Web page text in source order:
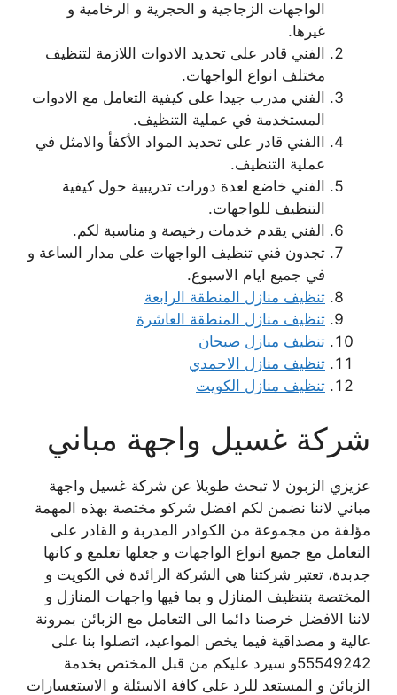
الواجهات الزجاجية و الحجرية و الرخامية و
غيرها.
الفني قادر على تحديد الادوات اللازمة لتنظيف
مختلف انواع الواجهات.
الفني مدرب جيدا على كيفية التعامل مع الادوات
المستخدمة في عملية التنظيف.
االفني قادر على تحديد المواد الأكفأ والامثل في
عملية التنظيف.
الفني خاضع لعدة دورات تدريبية حول كيفية
التنظيف للواجهات.
الفني يقدم خدمات رخيصة و مناسبة لكم.
تجدون فني تنظيف الواجهات على مدار الساعة و
في جميع ايام الاسبوع.
تنظيف منازل المنطقة الرابعة
تنظيف منازل المنطقة العاشرة
تنظيف منازل صبحان
تنظيف منازل الاحمدي
تنظيف منازل الكويت
شركة غسيل واجهة مباني
عزيزي الزبون لا تبحث طويلا عن شركة غسيل واجهة
مباني لاننا نضمن لكم افضل شركو مختصة بهذه المهمة
مؤلفة من مجموعة من الكوادر المدربة و القادر على
التعامل مع جميع انواع الواجهات و جعلها تعلمع و كانها
جدبدة، تعتبر شركتنا هي الشركة الرائدة في الكويت و
المختصة بتنظيف المنازل و بما فيها واجهات المنازل و
لاننا الافضل خرصنا دائما الى التعامل مع الزبائن بمرونة
عالية و مصداقية فيما يخص المواعيد، اتصلوا بنا على
55549242و سيرد عليكم من قبل المختص بخدمة
الزبائن و المستعد للرد على كافة الاسئلة و الاستغسارات